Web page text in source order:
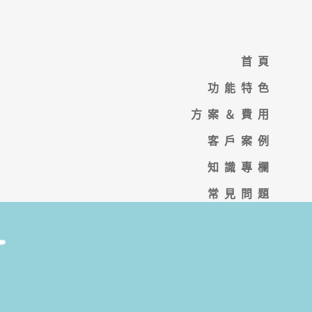
首頁
功能特色
方案＆費用
客戶案例
知識專欄
常見問題